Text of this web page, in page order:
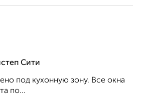
Сити
под кухонную зону. Все окна
по...